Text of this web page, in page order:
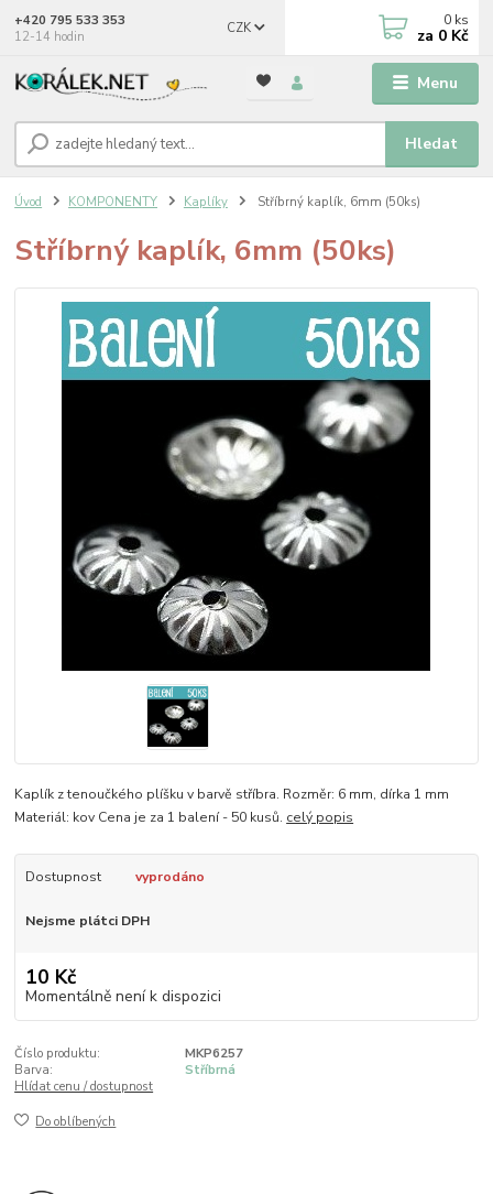
Menu
CZK
Hledat
+420 795 533 353
12-14 hodin
0 ks
za 0 Kč
Úvod KOMPONENTY Kaplíky Stříbrný kaplík, 6mm (50ks)
Stříbrný kaplík, 6mm (50ks)
Kaplík z tenoučkého plíšku v barvě stříbra. Rozměr: 6 mm, dírka 1 mm
Materiál: kov Cena je za 1 balení - 50 kusů. celý popis
Dostupnost vyprodáno
Nejsme plátci DPH
10 Kč
Momentálně není k dispozici
Číslo produktu:
MKP6257
Barva:
Stříbrná
Hlídat cenu / dostupnost
Do oblíbených